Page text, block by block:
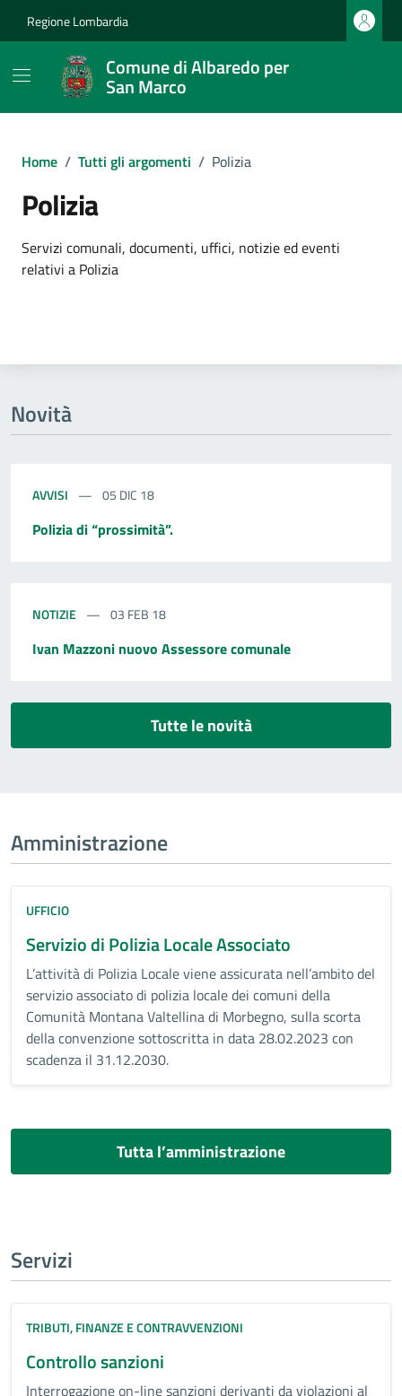
Regione Lombardia
Comune di Albaredo per
San Marco
Home / Tutti gli argomenti / Polizia
Polizia
Dettagli dell'argomento
Servizi comunali, documenti, uffici, notizie ed eventi
relativi a Polizia
Novità
AVVISI 05 DIC 18
Polizia di “prossimità”.
NOTIZIE 03 FEB 18
Ivan Mazzoni nuovo Assessore comunale
Tutte le novità
Amministrazione
UFFICIO
Servizio di Polizia Locale Associato
L’attività di Polizia Locale viene assicurata nell’ambito del
servizio associato di polizia locale dei comuni della
Comunità Montana Valtellina di Morbegno, sulla scorta
della convenzione sottoscritta in data 28.02.2023 con
scadenza il 31.12.2030.
Tutta l’amministrazione
Servizi
TRIBUTI, FINANZE E CONTRAVVENZIONI
Controllo sanzioni
Interrogazione on-line sanzioni derivanti da violazioni al